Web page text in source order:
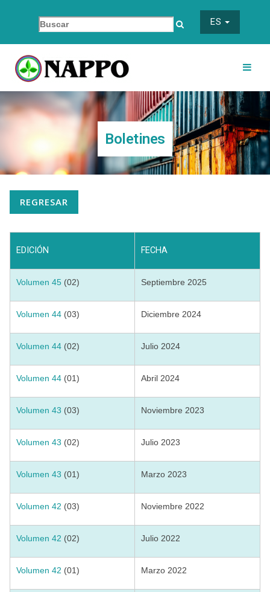
ES
Boletines
REGRESAR
EDICIÓN FECHA
Volumen 45 (02) Septiembre 2025
Volumen 44 (03) Diciembre 2024
Volumen 44 (02) Julio 2024
Volumen 44 (01) Abril 2024
Volumen 43 (03) Noviembre 2023
Volumen 43 (02) Julio 2023
Volumen 43 (01) Marzo 2023
Volumen 42 (03) Noviembre 2022
Volumen 42 (02) Julio 2022
Volumen 42 (01) Marzo 2022